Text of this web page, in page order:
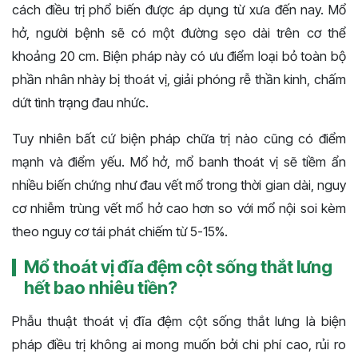
cách điều trị phổ biến được áp dụng từ xưa đến nay. Mổ
hở, người bệnh sẽ có một đường sẹo dài trên cơ thể
khoảng 20 cm. Biện pháp này có ưu điểm loại bỏ toàn bộ
phần nhân nhày bị thoát vị, giải phóng rễ thần kinh, chấm
dứt tình trạng đau nhức.
Tuy nhiên bất cứ biện pháp chữa trị nào cũng có điểm
mạnh và điểm yếu. Mổ hở, mổ banh thoát vị sẽ tiềm ẩn
nhiều biến chứng như đau vết mổ trong thời gian dài, nguy
cơ nhiễm trùng vết mổ hở cao hơn so với mổ nội soi kèm
theo nguy cơ tái phát chiếm từ 5-15%.
Mổ thoát vị đĩa đệm cột sống thắt lưng
hết bao nhiêu tiền?
Phẫu thuật thoát vị đĩa đệm cột sống thắt lưng là biện
pháp điều trị không ai mong muốn bởi chi phí cao, rủi ro